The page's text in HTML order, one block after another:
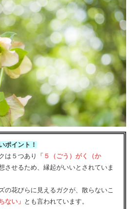
ポイント！
は５つあり
「５（ごう）がく（か
させるため、縁起がいいとされていま
の花びらに見えるガクが、散らないこ
ない」 とも言われています。